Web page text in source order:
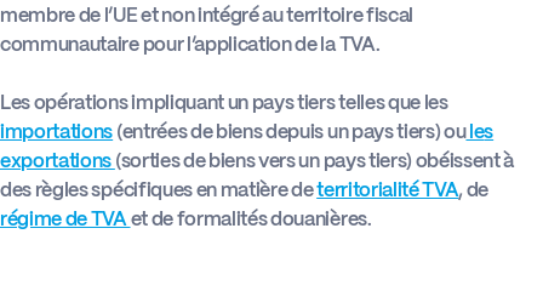
Facturation électronique
Représentation fiscale
Déclarations intracommunautaires
membre de l’UE et non intégré au territoire fiscal
communautaire pour l’application de la TVA.
Les opérations impliquant un pays tiers tellesqueles
importations(entrées de biens depuis un pays tiers)oules
exportations(sorties de biens vers un pays tiers) obéissent à
des règles spécifiques en matière deterritorialité TVA, de
régime de TVAet de formalités douanières.